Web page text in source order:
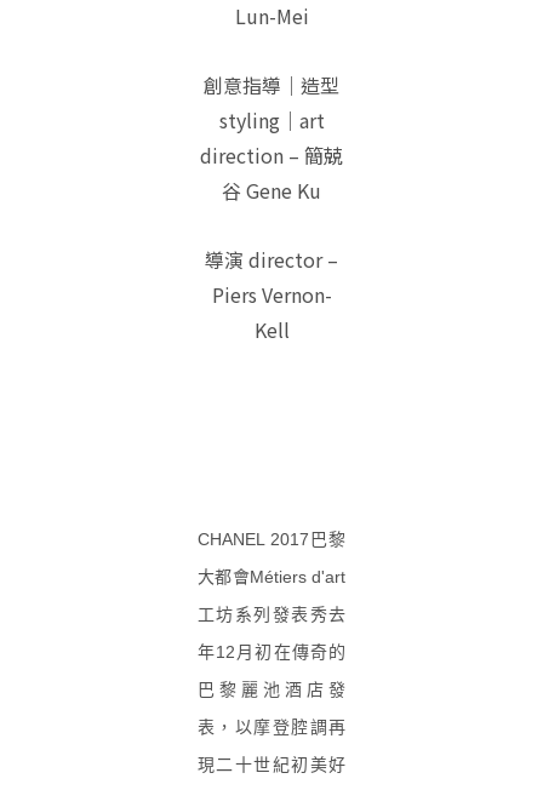
Lun-Mei
創意指導｜造型
styling｜art
direction – 簡兢
谷 Gene Ku
導演 director –
Piers Vernon-
Kell
CHANEL 2017巴黎
大都會Métiers d'art
工坊系列發表秀去
年12月初在傳奇的
巴黎麗池酒店發
表，以摩登腔調再
現二十世紀初美好